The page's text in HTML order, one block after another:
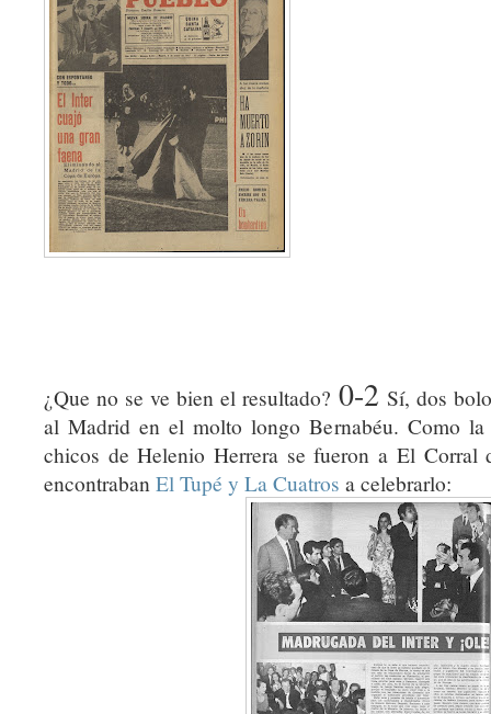
¿Que no se ve bien el resultado? 0-2 Sí, dos
al Madrid en el molto longo Bernabéu. Como
chicos de Helenio Herrera se fueron a El Corral
encontrabanEl Tupé y La Cuatros a celebrarlo: